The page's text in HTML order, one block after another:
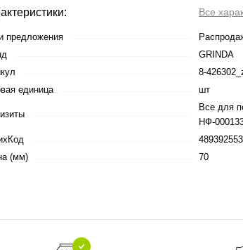
Все
предложения
GRINDA
8-
единица
шт
Все для
НФ-
(мм)
70